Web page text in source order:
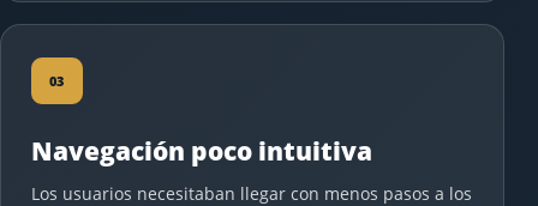
03
Navegación poco intuitiva
Los usuarios necesitaban llegar con menos pasos a los